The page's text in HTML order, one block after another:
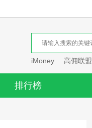
iMoney 高佣联盟
排行榜